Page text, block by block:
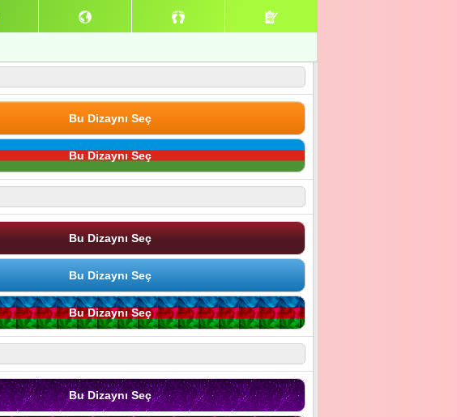
Bu Dizaynı Seç
Bu Dizaynı Seç
Bu Dizaynı Seç
Bu Dizaynı Seç
Bu Dizaynı Seç
Bu Dizaynı Seç